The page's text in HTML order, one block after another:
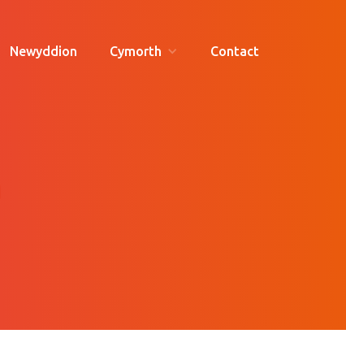
Newyddion Cymorth Contact